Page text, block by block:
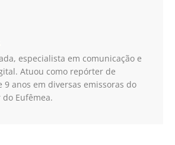
especialista em comunicação e
Atuou como repórter de
9 anos em diversas emissoras do
Eufêmea.